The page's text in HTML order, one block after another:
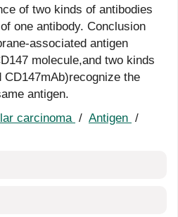
of two kinds of antibodies
one antibody. Conclusion
associated antigen
molecule,and two kinds
the
antigen.
carcinoma / Antigen /